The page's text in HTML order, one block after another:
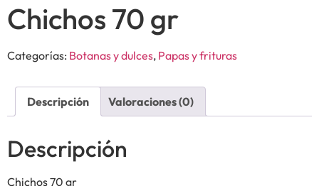
Chichos 70 gr
Categorías: Botanas y dulces, Papas y frituras
Descripción Valoraciones (0)
Descripción
Chichos 70 gr